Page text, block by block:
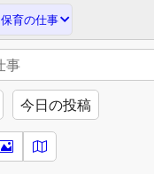
保育の仕事
今日の投稿